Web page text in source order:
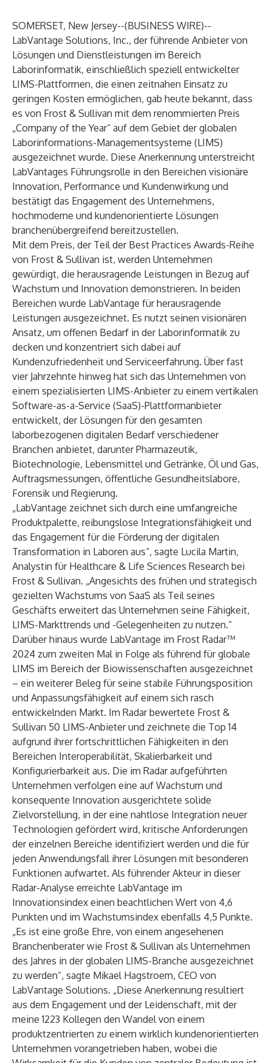
SOMERSET, New Jersey--(BUSINESS WIRE)--
LabVantage Solutions, Inc., der führende Anbieter von
Lösungen und Dienstleistungen im Bereich
Laborinformatik, einschließlich speziell entwickelter
LIMS-Plattformen, die einen zeitnahen Einsatz zu
geringen Kosten ermöglichen, gab heute bekannt, dass
es von Frost & Sullivan mit dem renommierten Preis
„Company of the Year“ auf dem Gebiet der globalen
Laborinformations-Managementsysteme (LIMS)
ausgezeichnet wurde. Diese Anerkennung unterstreicht
LabVantages Führungsrolle in den Bereichen visionäre
Innovation, Performance und Kundenwirkung und
bestätigt das Engagement des Unternehmens,
hochmoderne und kundenorientierte Lösungen
branchenübergreifend bereitzustellen.
Mit dem Preis, der Teil der Best Practices Awards-Reihe
von Frost & Sullivan ist, werden Unternehmen
gewürdigt, die herausragende Leistungen in Bezug auf
Wachstum und Innovation demonstrieren. In beiden
Bereichen wurde LabVantage für herausragende
Leistungen ausgezeichnet. Es nutzt seinen visionären
Ansatz, um offenen Bedarf in der Laborinformatik zu
decken und konzentriert sich dabei auf
Kundenzufriedenheit und Serviceerfahrung. Über fast
vier Jahrzehnte hinweg hat sich das Unternehmen von
einem spezialisierten LIMS-Anbieter zu einem vertikalen
Software-as-a-Service (SaaS)-Plattformanbieter
entwickelt, der Lösungen für den gesamten
laborbezogenen digitalen Bedarf verschiedener
Branchen anbietet, darunter Pharmazeutik,
Biotechnologie, Lebensmittel und Getränke, Öl und Gas,
Auftragsmessungen, öffentliche Gesundheitslabore,
Forensik und Regierung.
„LabVantage zeichnet sich durch eine umfangreiche
Produktpalette, reibungslose Integrationsfähigkeit und
das Engagement für die Förderung der digitalen
Transformation in Laboren aus“, sagte Lucila Martin,
Analystin für Healthcare & Life Sciences Research bei
Frost & Sullivan. „Angesichts des frühen und strategisch
gezielten Wachstums von SaaS als Teil seines
Geschäfts erweitert das Unternehmen seine Fähigkeit,
LIMS-Markttrends und -Gelegenheiten zu nutzen.“
Darüber hinaus wurde LabVantage im Frost Radar™
2024 zum zweiten Mal in Folge als führend für globale
LIMS im Bereich der Biowissenschaften ausgezeichnet
– ein weiterer Beleg für seine stabile Führungsposition
und Anpassungsfähigkeit auf einem sich rasch
entwickelnden Markt. Im Radar bewertete Frost &
Sullivan 50 LIMS-Anbieter und zeichnete die Top 14
aufgrund ihrer fortschrittlichen Fähigkeiten in den
Bereichen Interoperabilität, Skalierbarkeit und
Konfigurierbarkeit aus. Die im Radar aufgeführten
Unternehmen verfolgen eine auf Wachstum und
konsequente Innovation ausgerichtete solide
Zielvorstellung, in der eine nahtlose Integration neuer
Technologien gefördert wird, kritische Anforderungen
der einzelnen Bereiche identifiziert werden und die für
jeden Anwendungsfall ihrer Lösungen mit besonderen
Funktionen aufwartet. Als führender Akteur in dieser
Radar-Analyse erreichte LabVantage im
Innovationsindex einen beachtlichen Wert von 4,6
Punkten und im Wachstumsindex ebenfalls 4,5 Punkte.
„Es ist eine große Ehre, von einem angesehenen
Branchenberater wie Frost & Sullivan als Unternehmen
des Jahres in der globalen LIMS-Branche ausgezeichnet
zu werden“, sagte Mikael Hagstroem, CEO von
LabVantage Solutions. „Diese Anerkennung resultiert
aus dem Engagement und der Leidenschaft, mit der
meine 1223 Kollegen den Wandel von einem
produktzentrierten zu einem wirklich kundenorientierten
Unternehmen vorangetrieben haben, wobei die